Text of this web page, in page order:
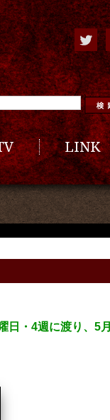
LINK
日・4週に渡り、5月